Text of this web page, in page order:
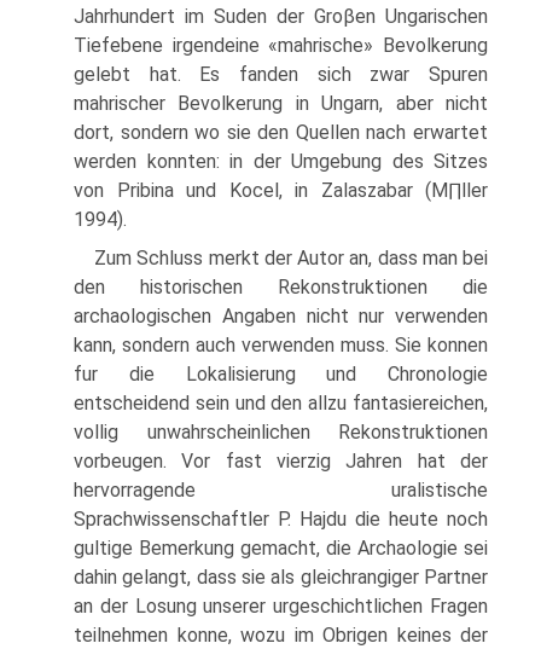
Jahrhundert im Suden der Groβen Ungarischen
Tiefebene irgendeine «mahrische» Bevolkerung
gelebt hat. Es fanden sich zwar Spuren
mahrischer Bevolkerung in Ungarn, aber nicht
dort, sondern wo sie den Quellen nach erwartet
werden konnten: in der Umgebung des Sitzes
von Pribina und Kocel, in Zalaszabar (M∏ller
1994).
Zum Schluss merkt der Autor an, dass man bei
den historischen Rekonstruktionen die
archaologischen Angaben nicht nur verwenden
kann, sondern auch verwenden muss. Sie konnen
fur die Lokalisierung und Chronologie
entscheidend sein und den allzu fantasiereichen,
vollig unwahrscheinlichen Rekonstruktionen
vorbeugen. Vor fast vierzig Jahren hat der
hervorragende uralistische
Sprachwissenschaftler P. Hajdu die heute noch
gultige Bemerkung gemacht, die Archaologie sei
dahin gelangt, dass sie als gleichrangiger Partner
an der Losung unserer urgeschichtlichen Fragen
teilnehmen konne, wozu im Obrigen keines der